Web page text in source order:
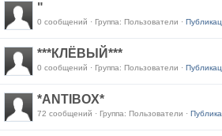
"
0 сообщений · Группа: Пользователи ·
***КЛЁВЫЙ***
0 сообщений · Группа: Пользователи ·
*ANTIBOX*
72 сообщений · Группа: Пользователи ·